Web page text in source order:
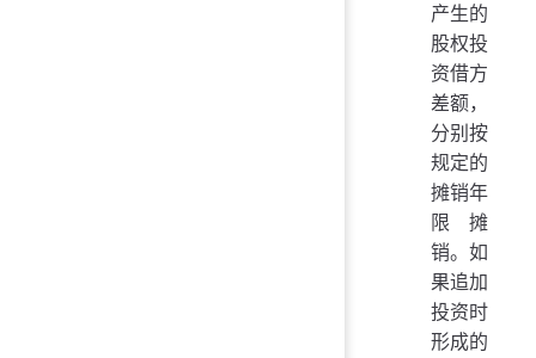
产生的
股权投
资借方
差额，
分别按
规定的
摊销年
限摊
销。如
果追加
投资时
形成的